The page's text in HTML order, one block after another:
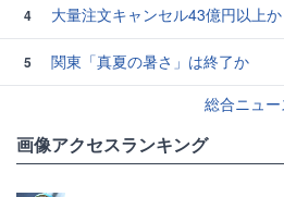
4 大量注文キャンセル43億円以上か
5
関東「真夏の暑さ」は終了か
総合ニュ
画像アクセスランキング